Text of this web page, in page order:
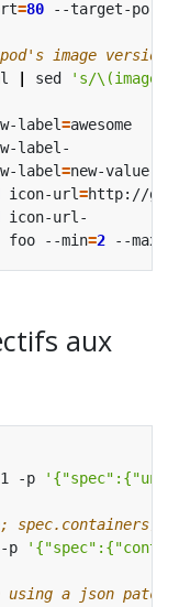
=80 --target-port
image
sed 's/\(image:
label=
my-pod
label=new-
icon-url=http://
my-
foo --min=2 --max
aux
-p
p
using a json